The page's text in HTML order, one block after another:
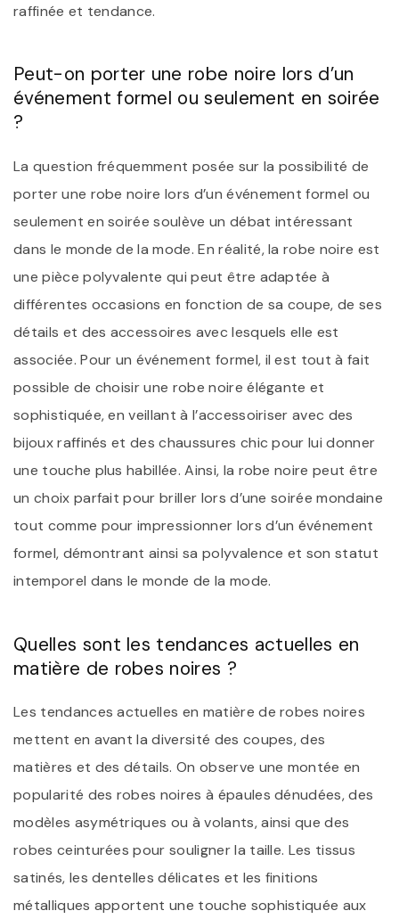
raffinée et tendance.
Peut-on porter une robe noire lors d’un
événement formel ou seulement en soirée
?
La question fréquemment posée sur la possibilité de
porter une robe noire lors d’un événement formel ou
seulement en soirée soulève un débat intéressant
dans le monde de la mode. En réalité, la robe noire est
une pièce polyvalente qui peut être adaptée à
différentes occasions en fonction de sa coupe, de ses
détails et des accessoires avec lesquels elle est
associée. Pour un événement formel, il est tout à fait
possible de choisir une robe noire élégante et
sophistiquée, en veillant à l’accessoiriser avec des
bijoux raffinés et des chaussures chic pour lui donner
une touche plus habillée. Ainsi, la robe noire peut être
un choix parfait pour briller lors d’une soirée mondaine
tout comme pour impressionner lors d’un événement
formel, démontrant ainsi sa polyvalence et son statut
intemporel dans le monde de la mode.
Quelles sont les tendances actuelles en
matière de robes noires ?
Les tendances actuelles en matière de robes noires
mettent en avant la diversité des coupes, des
matières et des détails. On observe une montée en
popularité des robes noires à épaules dénudées, des
modèles asymétriques ou à volants, ainsi que des
robes ceinturées pour souligner la taille. Les tissus
satinés, les dentelles délicates et les finitions
métalliques apportent une touche sophistiquée aux